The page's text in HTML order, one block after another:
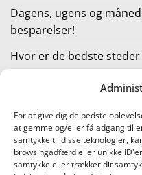
For at give dig de bedste
at gemme og/eller få adgang til
samtykke til disse teknologier,
browsingadfærd eller unikke
samtykke eller trækker dit
Dagens, ugens og
besparelser!
Hvor er de bedste
Kategorier